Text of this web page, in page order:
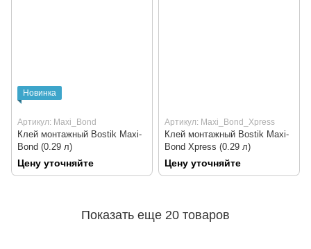
Новинка
Артикул: Maxi_Bond
Клей монтажный Bostik Maxi-
Bond (0.29 л)
Цену уточняйте
Артикул: Maxi_Bond_Хpress
Клей монтажный Bostik Maxi-
Bond Хpress (0.29 л)
Цену уточняйте
Показать еще 20 товаров